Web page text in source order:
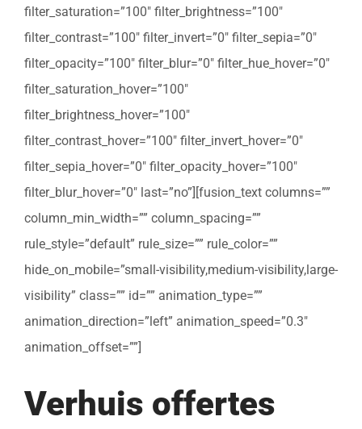
filter_saturation=”100″ filter_brightness=”100″
filter_contrast=”100″ filter_invert=”0″ filter_sepia=”0″
filter_opacity=”100″ filter_blur=”0″ filter_hue_hover=”0″
filter_saturation_hover=”100″
filter_brightness_hover=”100″
filter_contrast_hover=”100″ filter_invert_hover=”0″
filter_sepia_hover=”0″ filter_opacity_hover=”100″
filter_blur_hover=”0″ last=”no”][fusion_text columns=””
column_min_width=”” column_spacing=””
rule_style=”default” rule_size=”” rule_color=””
hide_on_mobile=”small-visibility,medium-visibility,large-
visibility” class=”” id=”” animation_type=””
animation_direction=”left” animation_speed=”0.3″
animation_offset=””]
Verhuis offertes